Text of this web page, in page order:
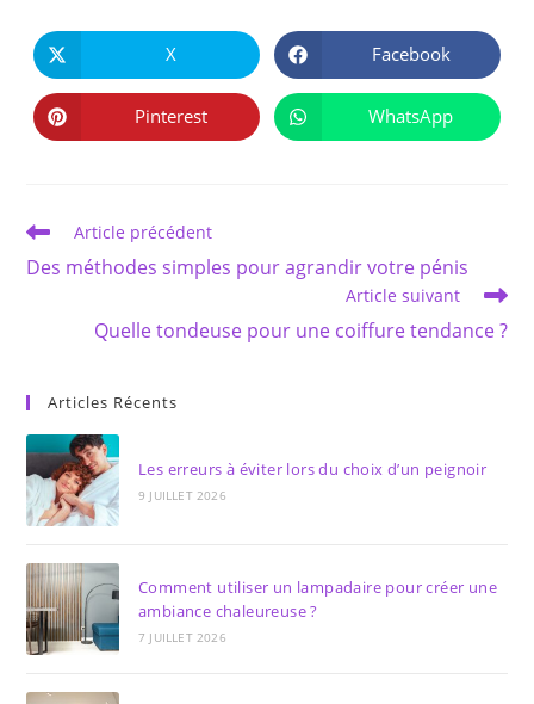
CE
CONTENU
Ouvrir
dans
une
autre
fenêtre
X Ouvrir
dans
une
autre
fenêtre
Facebook
Ouvrir
dans
Pinterest Ouvrir
dans
WhatsApp
Read
articles
Article précédent
Des méthodes simples pour agrandir votre pénis
Article suivant
Quelle tondeuse pour une coiffure tendance ?
Articles Récents
Les erreurs à éviter lors du choix d’un peignoir
9 JUILLET 2026
Comment utiliser un lampadaire pour créer une
ambiance chaleureuse ?
7 JUILLET 2026